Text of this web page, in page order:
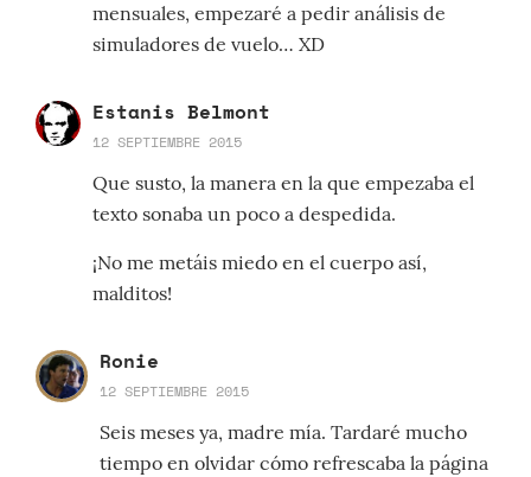
mensuales, empezaré a pedir análisis de
simuladores de vuelo… XD
Estanis Belmont
12 SEPTIEMBRE 2015
Que susto, la manera en la que empezaba el
texto sonaba un poco a despedida.
¡No me metáis miedo en el cuerpo así,
malditos!
Ronie
12 SEPTIEMBRE 2015
Seis meses ya, madre mía. Tardaré mucho
tiempo en olvidar cómo refrescaba la página